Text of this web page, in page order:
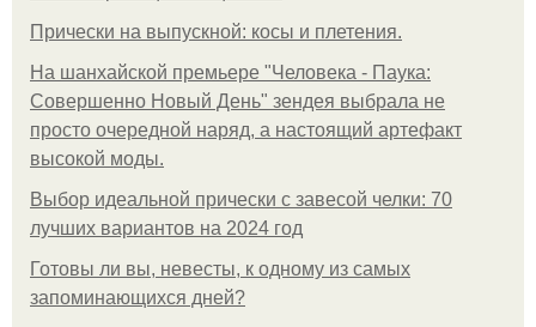
Прически на выпускной: косы и плетения.
На шанхайской премьере "Человека - Паука:
Совершенно Новый День" зендея выбрала не
просто очередной наряд, а настоящий артефакт
высокой моды.
Выбор идеальной прически с завесой челки: 70
лучших вариантов на 2024 год
Готовы ли вы, невесты, к одному из самых
запоминающихся дней?